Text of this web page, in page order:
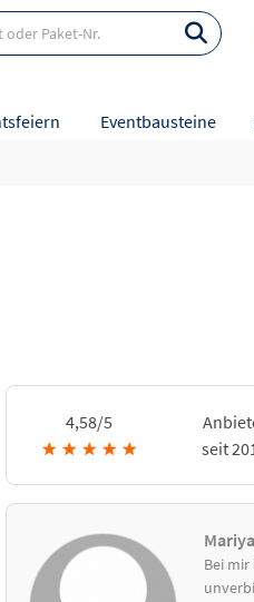
Eventbausteine
4,58/5
★ ★ ★ ★ ★
seit
Bei